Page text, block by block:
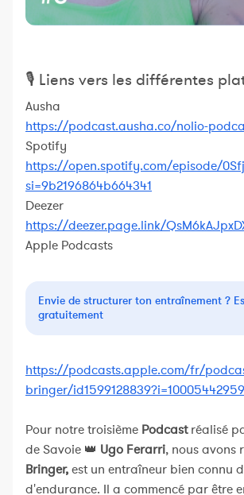
🎙 Liens vers les différentes
Ausha
https://podcast.ausha.co/nolio-
Spotify
https://open.spotify.com/episode/
si=9b2196864b664341
Deezer
https://deezer.page.link/
Apple Podcasts
Envie de structurer ton entraînement ?
gratuitement
https://podcasts.apple.com/fr/
bringer/
Pour notre troisième Podcastréalisé
de Savoie 👑 Ugo Ferarri, nous avons
Bringer,est un entraîneur bien connu
d'endurance. Il a commencé par être